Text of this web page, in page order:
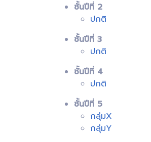
ชั้นปีที่ 2
ปกติ
ชั้นปีที่ 3
ปกติ
ชั้นปีที่ 4
ปกติ
ชั้นปีที่ 5
กลุ่มX
กลุ่มY